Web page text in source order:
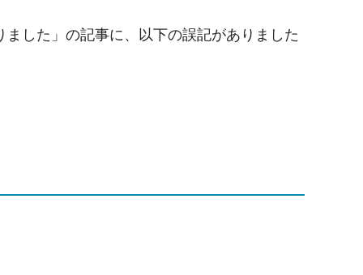
した」の記事に、以下の誤記がありました